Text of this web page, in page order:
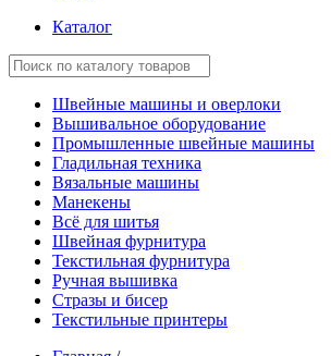
Каталог
Швейные машины и оверлоки
Вышивальное оборудование
Промышленные швейные машины
Гладильная техника
Вязальные машины
Манекены
Всё для шитья
Швейная фурнитура
Текстильная фурнитура
Ручная вышивка
Стразы и бисер
Текстильные принтеры